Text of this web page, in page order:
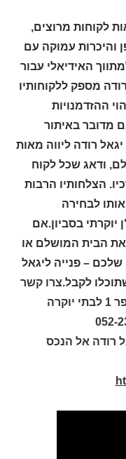
מ-30 שנה, מאות לקוחות מרוצים,
והיכרות עמוקה עם
האידיאלי עבור
רודה מספק ללקוחותיו
ההזדמנויות
מדובר באיתור
רודה ליווה מאות
ודאג שכל לקוח
הצלחותיו הרבות
לבחירה
בסביון.אם
הבית המושלם או
– פנייה ליגאל
לקבל.צרו קשר
עוד היום עם יגאל רודה מומחה מספר 1 לבתי יוקרה
רודה אל הנכס